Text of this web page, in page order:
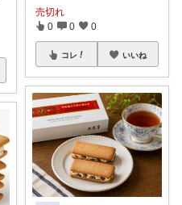
売切れ
0 0 0
コレ いいね